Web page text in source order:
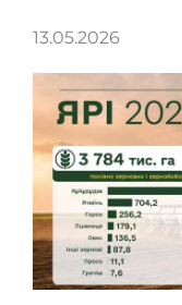
13.05.2026